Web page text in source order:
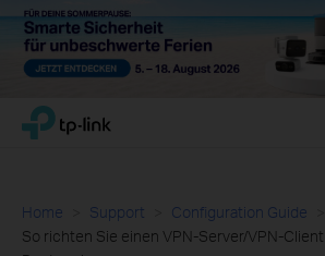
Click
navigation
TP-Link, Reliably Smart
Home Support
Configuration Guide
So richten Sie einen VPN-Server/VPN-